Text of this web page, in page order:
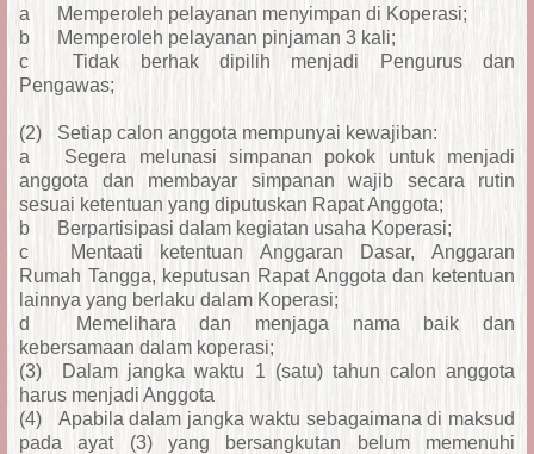
a
Memperoleh pelayanan menyimpan di Koperasi;
b
Memperoleh pelayanan pinjaman 3 kali;
c
Tidak berhak dipilih menjadi Pengurus dan
Pengawas;
(2)
Setiap calon anggota mempunyai kewajiban:
a
Segera melunasi simpanan pokok untuk menjadi
anggota dan membayar simpanan wajib secara rutin
sesuai ketentuan yang diputuskan Rapat Anggota;
b
Berpartisipasi dalam kegiatan usaha Koperasi;
c
Mentaati ketentuan Anggaran Dasar, Anggaran
Rumah Tangga, keputusan Rapat Anggota dan ketentuan
lainnya yang berlaku dalam Koperasi;
d
Memelihara dan menjaga nama baik dan
kebersamaan dalam koperasi;
(3)
Dalam jangka waktu 1 (satu) tahun calon anggota
harus menjadi Anggota
(4)
Apabila dalam jangka waktu sebagaimana di maksud
pada ayat (3) yang bersangkutan belum memenuhi